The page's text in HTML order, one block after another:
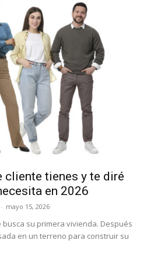
cliente tienes y te diré
en 2026
- mayo 15, 2026
su primera vivienda. Después
en un terreno para construir su